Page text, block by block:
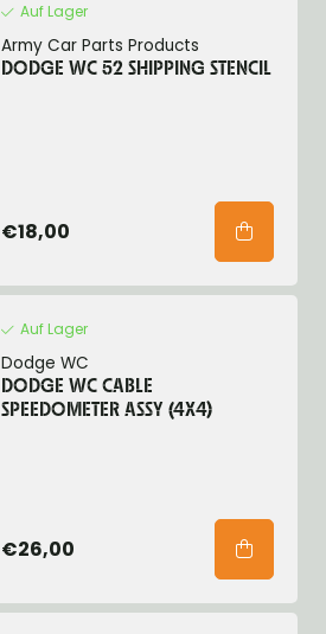
Auf Lager
Army Car Parts Products
DODGE WC 52 SHIPPING STENCIL
€18,00
Auf Lager
Dodge WC
DODGE WC CABLE
SPEEDOMETER ASSY (4X4)
€26,00